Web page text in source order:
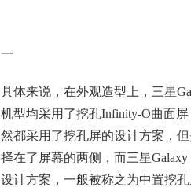
一
具体来说，在外观造型上，三星
机型均采用了挖孔Infinity-O曲面
然都采用了挖孔屏的设计方案，
择在了屏幕的两侧，而三星
设计方案，一般被称之为中置挖孔